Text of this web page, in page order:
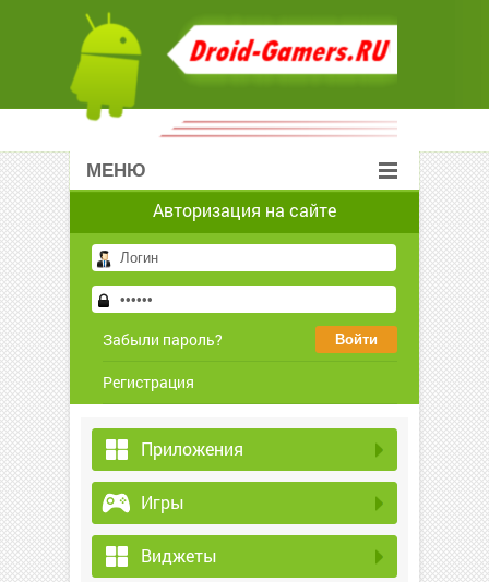
МЕНЮ
Авторизация на сайте
Забыли пароль?
Регистрация
Приложения
Игры
Виджеты